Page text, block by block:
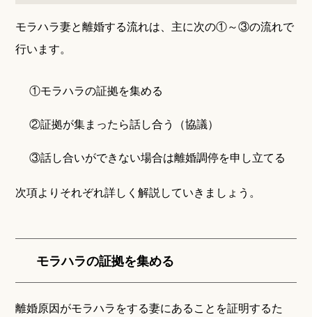
モラハラ妻と離婚する流れは、主に次の①～③の流れで
行います。
①モラハラの証拠を集める
②証拠が集まったら話し合う（協議）
③話し合いができない場合は離婚調停を申し立てる
次項よりそれぞれ詳しく解説していきましょう。
モラハラの証拠を集める
離婚原因がモラハラをする妻にあることを証明するた